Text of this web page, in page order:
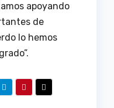
apoyando
de
lo hemos